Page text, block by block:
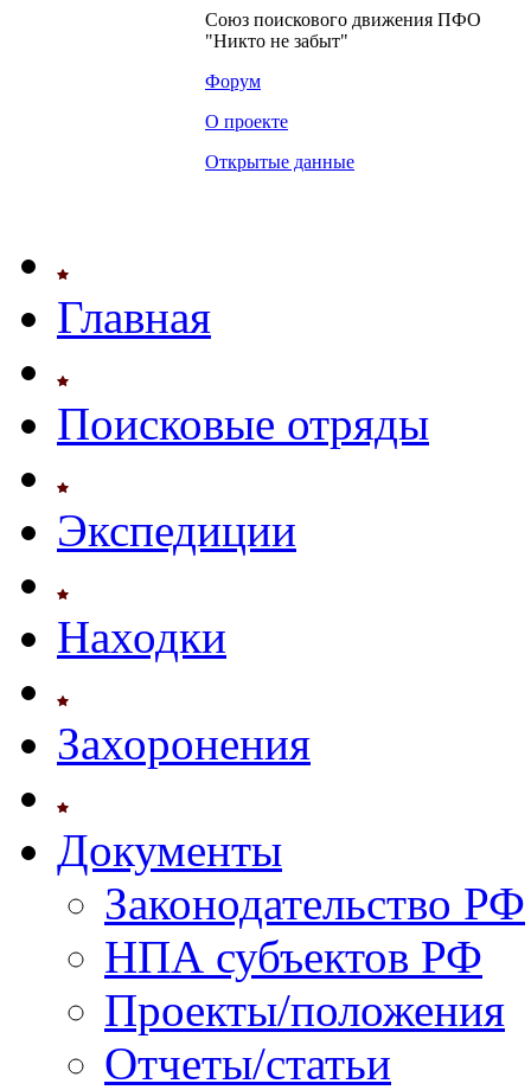
Союз поискового движения ПФО
"Никто не забыт"
Форум
О проекте
Открытые данные
Главная
Поисковые отряды
Экспедиции
Находки
Захоронения
Документы
Законодательство РФ
НПА субъектов РФ
Проекты/положения
Отчеты/статьи